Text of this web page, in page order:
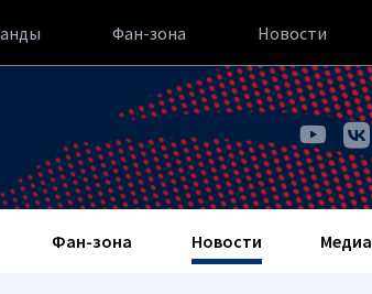
Фан-зона Новости
Фан-зона Новости Медиа